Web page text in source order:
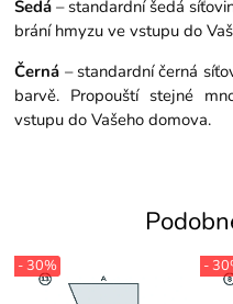
Šedá – standardní šedá
brání hmyzu ve vstupu do
Černá – standardní černá
barvě. Propouští stejné
vstupu do Vašeho domova.
- 30% -